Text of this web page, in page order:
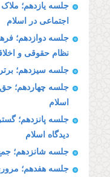
جلسه یازدهم؛
اجتماعی در اسلام
جلسه دوازدهم؛
نظام حقوقی و
جلسه سیزدهم؛
جلسه چهاردهم؛
اسلام
جلسه پانزدهم؛
دیدگاه اسلام
جلسه شانزدهم؛
جلسه هفدهم؛